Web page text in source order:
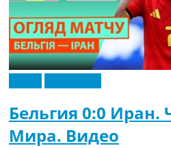
Бельгия 0:0 Иран.
Мира. Видео